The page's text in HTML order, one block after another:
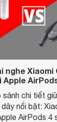
Loa RCF V6
Giá từ
Có 1 nơi
nghe Xiaomi
sánh chi tiết
nổi bật:
AirPods 4